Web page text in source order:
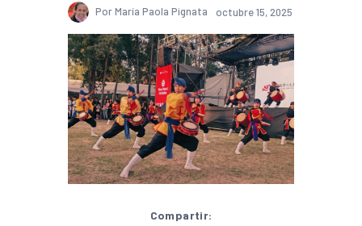
Por María Paola Pignata octubre 15, 2025
Compartir: